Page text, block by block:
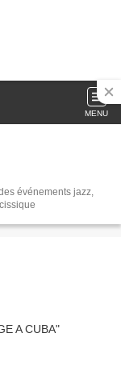
MENU
événements jazz,